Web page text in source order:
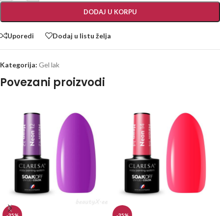
DODAJ U KORPU
Uporedi Dodaj u listu želja
Kategorija: Gel lak
Povezani proizvodi